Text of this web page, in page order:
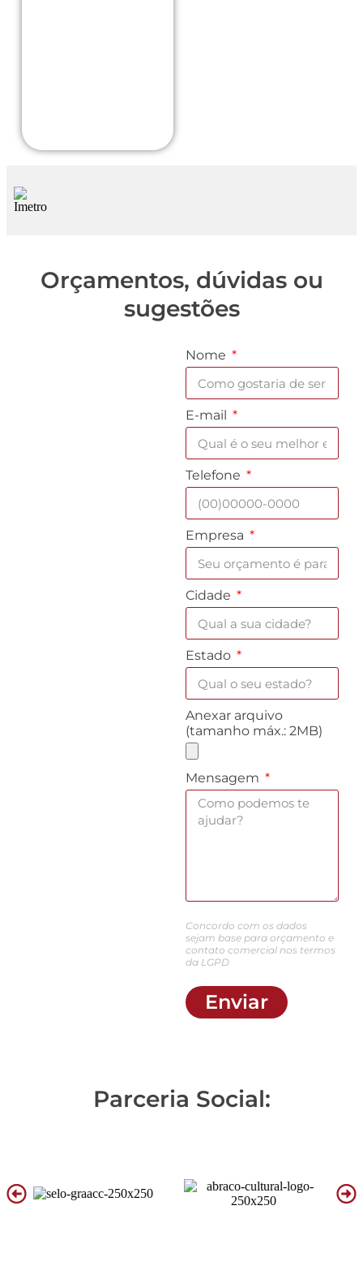
Orçamentos, dúvidas ou
sugestões
Nome
E-mail
Telefone
Empresa
Cidade
Estado
Anexar arquivo
(tamanho máx.: 2MB)
Mensagem
Concordo com os dados
sejam base para orçamento e
contato comercial nos termos
da LGPD
Enviar
Parceria Social: